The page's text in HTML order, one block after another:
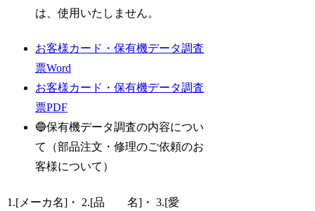
は、使用いたしません。
お客様カード・保有機データ調査
票Word
お客様カード・保有機データ調査
票PDF
🔵保有機データ調査の内容につい
て（部品注文・修理のご依頼のお
客様について）
1.[メーカ名]・ 2.[品 名]・ 3.[愛